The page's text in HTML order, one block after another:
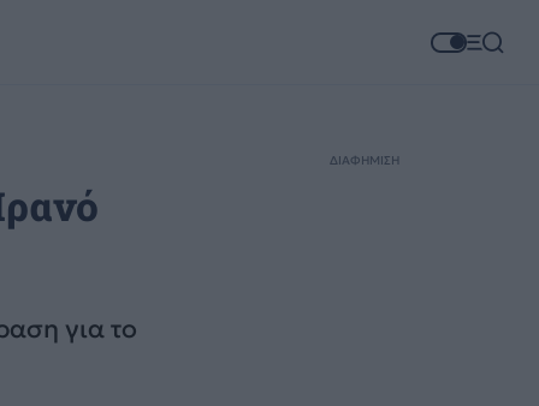
για το
ΔΙΑΦΗΜΙΣΗ